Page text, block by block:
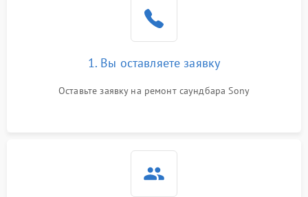
1. Вы оставляете заявку
Оставьте заявку на ремонт саундбара Sony